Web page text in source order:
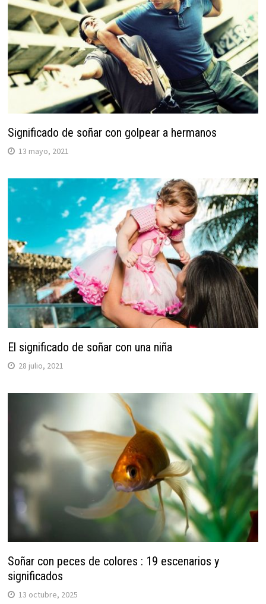
Significado de soñar con golpear a hermanos
13 mayo, 2021
El significado de soñar con una niña
28 julio, 2021
Soñar con peces de colores : 19 escenarios y
significados
13 octubre, 2025